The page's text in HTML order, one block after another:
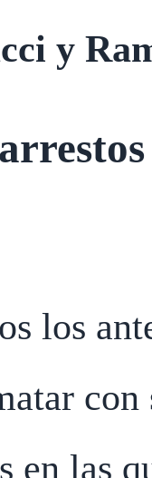
y
los
con
en las